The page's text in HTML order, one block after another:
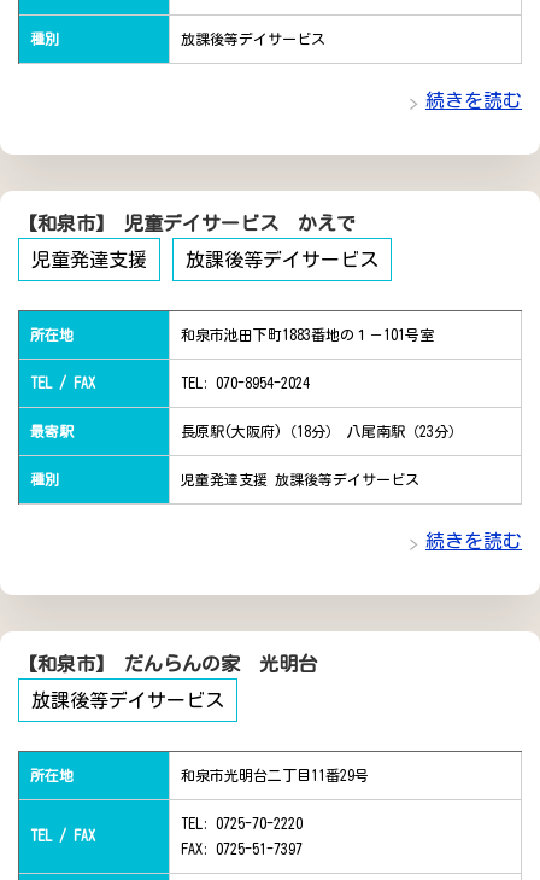
種別 放課後等デイサービス
続きを読む
【和泉市】 児童デイサービス かえで
児童発達支援
放課後等デイサービス
所在地 和泉市池田下町1883番地の１－101号室
TEL / FAX TEL: 070-8954-2024
最寄駅 長原駅(大阪府)（18分） 八尾南駅（23分）
種別 児童発達支援 放課後等デイサービス
続きを読む
【和泉市】 だんらんの家 光明台
放課後等デイサービス
所在地 和泉市光明台二丁目11番29号
TEL / FAX
TEL: 0725-70-2220
FAX: 0725-51-7397